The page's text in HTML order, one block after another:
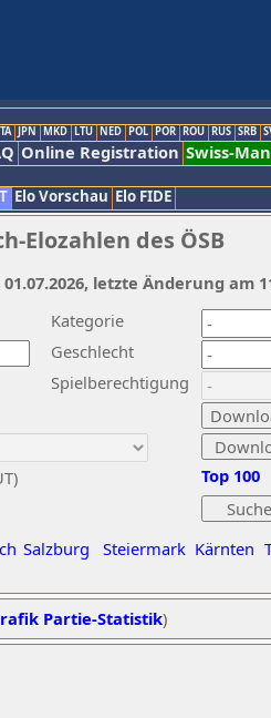
JPN MKD LTU NED POL POR ROU RUS SRB
Online Registration Swiss-
Elo Vorschau Elo FIDE
Elozahlen des ÖSB
Kategorie
Geschlecht
Spielberechtigung
Salzburg Steiermark Kärnten
Top 100
letzte Änderung am
Partie-Statistik)